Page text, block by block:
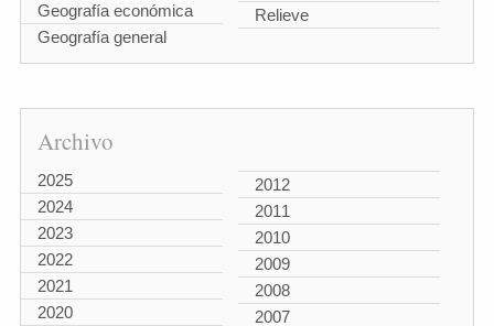
Geografía económica
Geografía general
Relieve
Archivo
2025
2024
2023
2022
2021
2020
2012
2011
2010
2009
2008
2007